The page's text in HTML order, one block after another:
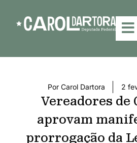
PorCarol Dartora 2
Vereadores de
aprovam
prorrogação da